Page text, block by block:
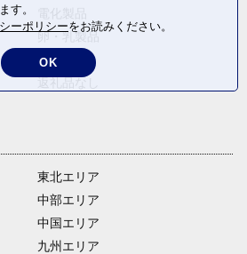
卵・乳製品
米・穀物
東北エリア
中部エリア
中国エリア
九州エリア
す。
ーポリシーをお読みください。
OK